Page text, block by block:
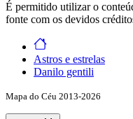
É permitido utilizar o
fonte com os devidos
Astros e estrelas
Danilo gentili
Mapa do Céu 2013-2026